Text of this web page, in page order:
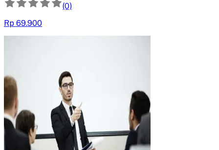
pesanmu lebih berdampak.
(0)
Rp 69.900